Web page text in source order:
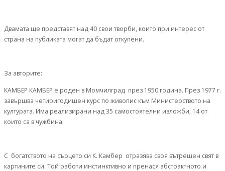
Двамата ще представят над 40 свои творби, които при интерес от
страна на публиката могат да бъдат откупени.
За авторите:
КАМБЕР КАМБЕР е роден в Момчилград през 1950 година. През 1977 г.
завършва четиригодишен курс по живопис към Министерството на
културата. Има реализирани над 35 самостоятелни изложби, 14 от
които са в чужбина.
С богатството на сърцето си К. Камбер отразява своя вътрешен свят в
картините си. Той работи инстинктивно и пренася абстрактното и